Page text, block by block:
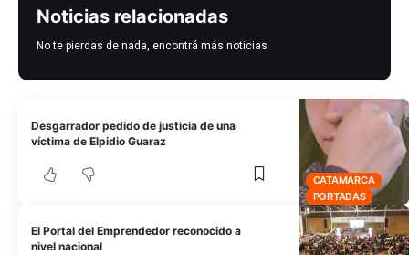
Noticias relacionadas
No te pierdas de nada, encontrá más noticias
CATAMARCA
PORTADAS
Desgarrador pedido de justicia de una
víctima de Elpidio Guaraz
El Portal del Emprendedor reconocido a
nivel nacional